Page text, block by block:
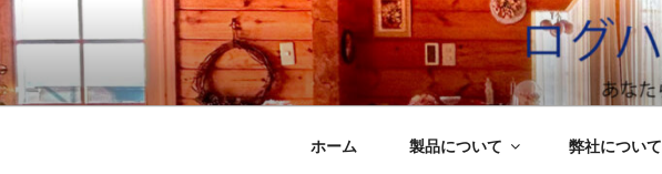
コ
ン
テ
ン
ログホームくえすと
北海道のログハウスなら
ホーム 製品について 弊社について